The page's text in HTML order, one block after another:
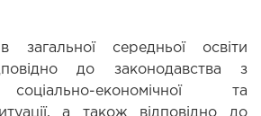
загальної середньої освіти
до законодавства з
економічної та
а також відповідно до